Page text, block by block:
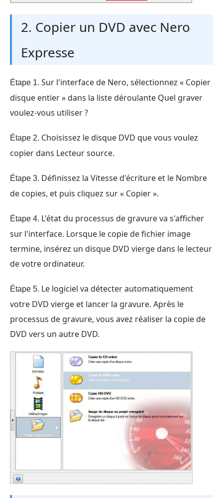
2. Copier un DVD avec Nero
Expresse
Étape 1. Sur l'interface de Nero, sélectionnez « Copier
disque entier » dans la liste déroulante Quel graver
voulez-vous utiliser ?
Étape 2. Choisissez le disque DVD que vous voulez
copier dans Lecteur source.
Étape 3. Définissez la Vitesse d'écriture et le Nombre
de copies, et puis cliquez sur « Copier ».
Étape 4. L'état du processus de gravure va s'afficher
sur l'interface. Lorsque le copie de fichier image
termine, insérez un disque DVD vierge dans le lecteur
de votre ordinateur.
Étape 5. Le logiciel va détecter automatiquement
votre DVD vierge et lancer la gravure. Après le
processus de gravure, vous avez réaliser la copie de
DVD vers un autre DVD.